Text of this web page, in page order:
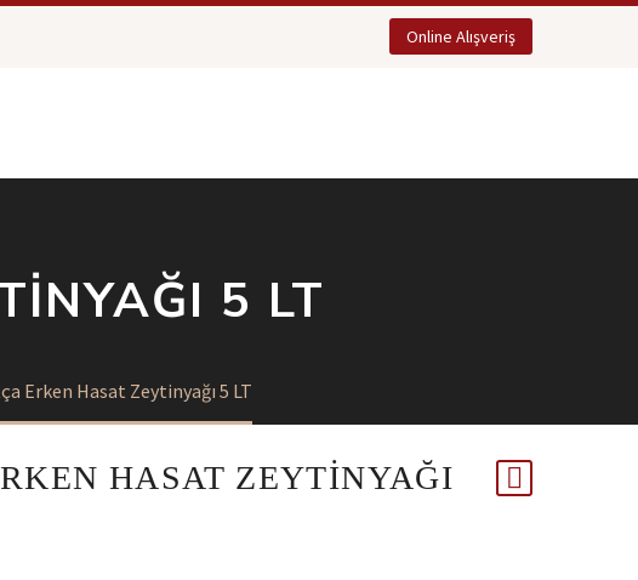
Online Alışveriş
5 LT
Erken Hasat Zeytinyağı 5 LT
HASAT ZEYTINYAĞI